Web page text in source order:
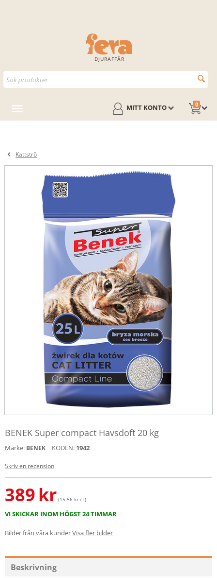
DJURAFFÄR
0
MITT KONTO
Kattströ
BENEK Super compact Havsdoft 20 kg
Märke: BENEK KODEN: 1942
Skriv en recension
389kr (15.56 kr / l)
VI SKICKAR INOM HÖGST 24 TIMMAR
Bilder från våra kunderVisa fler bilder
Beskrivning